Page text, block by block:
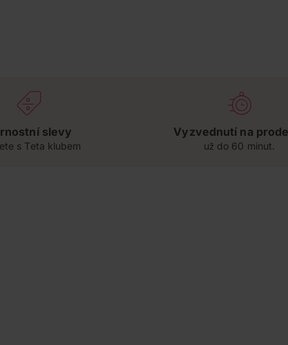
slevy
s Teta klubem
Vyzvednutí na
už do 60 minut.